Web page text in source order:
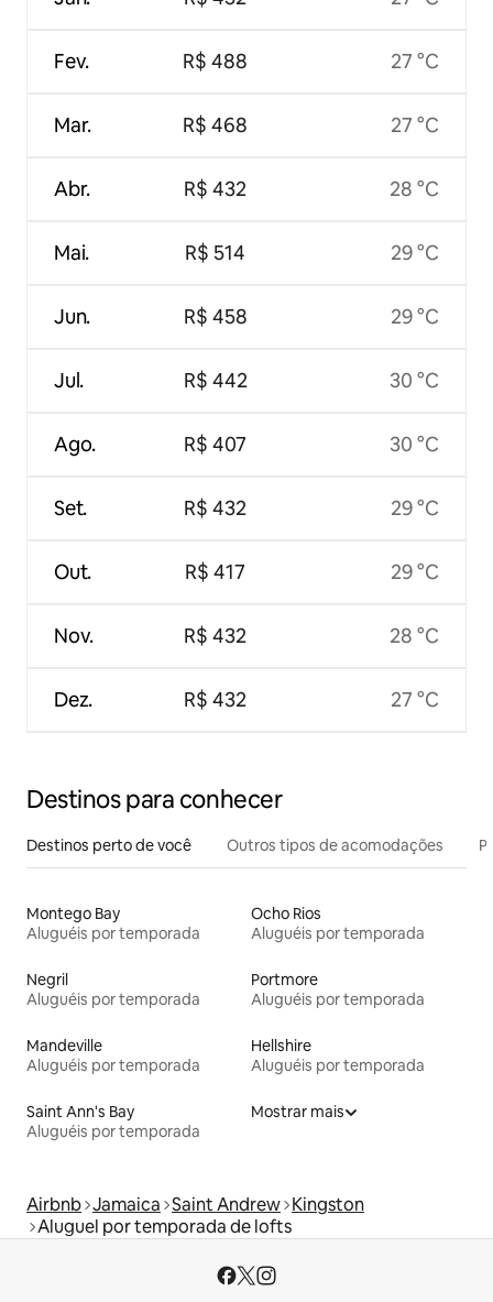
Fev.
Mar.
Abr.
Mai.
Jun.
Jul.
Ago.
Set.
Out.
Nov.
Dez.
R$ 488
R$ 468
R$ 432
R$ 514
R$ 458
R$ 442
R$ 407
R$ 432
R$ 417
R$ 432
R$ 432
27 °C
27 °C
28 °C
29 °C
29 °C
30 °C
30 °C
29 °C
29 °C
28 °C
27 °C
Destinos para conhecer
Destinos perto de você Outros tipos de acomodações
Montego Bay
Aluguéis por temporada
Ocho Rios
Aluguéis por temporada
Negril
Aluguéis por temporada
Portmore
Aluguéis por temporada
Mandeville
Aluguéis por temporada
Hellshire
Aluguéis por temporada
Saint Ann's Bay
Aluguéis por temporada
Mostrar mais
Airbnb Jamaica Saint Andrew Kingston
Aluguel por temporada de lofts